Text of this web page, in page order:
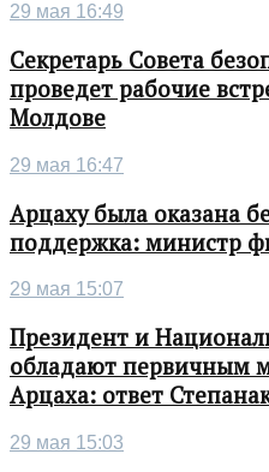
29 мая 16:49
Секретарь Совета
проведет рабочие
Молдове
29 мая 16:47
Арцаху была оказана
поддержка: министр
29 мая 15:07
Президент и
обладают первичным
Арцаха: ответ
29 мая 15:03